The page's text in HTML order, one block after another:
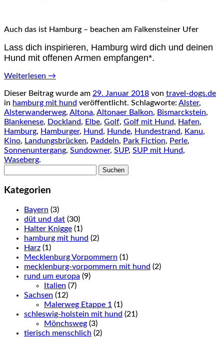
Auch das ist Hamburg – beachen am Falkensteiner Ufer
Lass dich inspirieren, Hamburg wird dich und deinen
Hund mit offenen Armen empfangen*.
Weiterlesen →
Dieser Beitrag wurde am 29. Januar 2018 von travel-dogs.de
in hamburg mit hund veröffentlicht. Schlagworte: Alster,
Alsterwanderweg, Altona, Altonaer Balkon, Bismarckstein,
Blankenese, Dockland, Elbe, Golf, Golf mit Hund, Hafen,
Hamburg, Hamburger, Hund, Hunde, Hundestrand, Kanu,
Kino, Landungsbrücken, Paddeln, Park Fiction, Perle,
Sonnenuntergang, Sundowner, SUP, SUP mit Hund,
Waseberg.
Kategorien
Bayern (3)
düt und dat (30)
Halter Knigge (1)
hamburg mit hund (2)
Harz (1)
Mecklenburg Vorpommern (1)
mecklenburg-vorpommern mit hund (2)
rund um europa (9)
Italien (7)
Sachsen (12)
Malerweg Etappe 1 (1)
schleswig-holstein mit hund (21)
Mönchsweg (3)
tierisch menschlich (2)